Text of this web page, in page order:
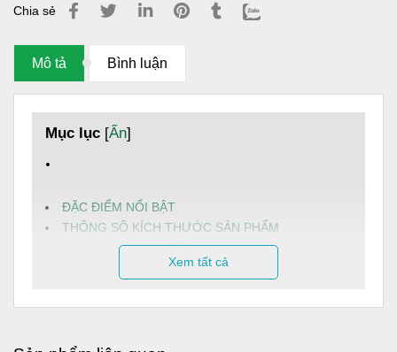
Chia sẻ
Mô tả Bình luận
Mục lục [Ẩn]
ĐẶC ĐIỂM NỔI BẬT
THÔNG SỐ KÍCH THƯỚC SẢN PHẨM
DỊCH VỤ VÀ HẬU MÃI
Chính hãng - Đúng chất lượng - Đúng bảo hành
Máy nước nóng năng lượng mặt trời
Xem tất cả